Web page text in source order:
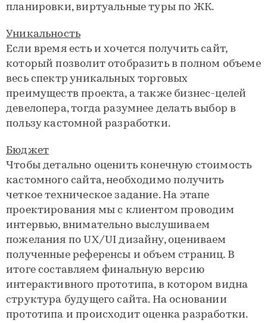
планировки, виртуальные туры по ЖК.
Уникальность
Если время есть и хочется получить сайт,
который позволит отобразить в полном объеме
весь спектр уникальных торговых
преимуществ проекта, а также бизнес-целей
девелопера, тогда разумнее делать выбор в
пользу кастомной разработки.
Бюджет
Чтобы детально оценить конечную стоимость
кастомного сайта, необходимо получить
четкое техническое задание. На этапе
проектирования мы с клиентом проводим
интервью, внимательно выслушиваем
пожелания по UX/UI дизайну, оцениваем
полученные референсы и объем страниц. В
итоге составляем финальную версию
интерактивного прототипа, в котором видна
структура будущего сайта. На основании
прототипа и происходит оценка разработки.